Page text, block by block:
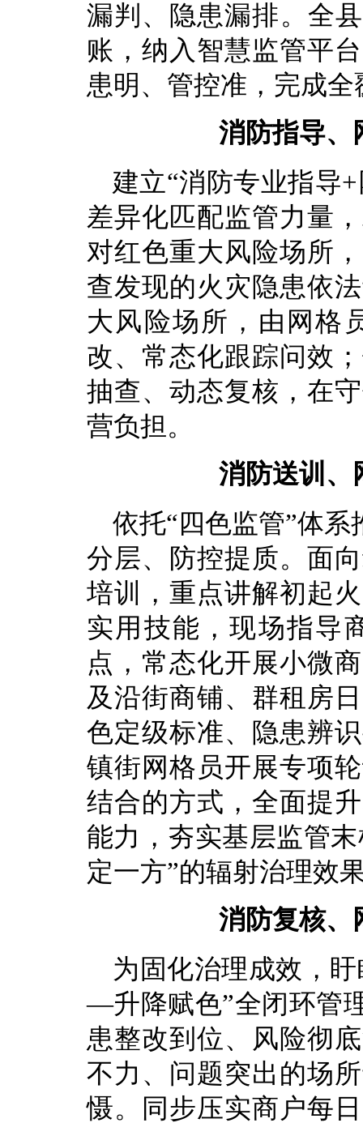
漏判、隐患漏排。全
账，纳入智慧监管平
患明、管控准，完成
消防指导、
建立“消防专业指导
差异化匹配监管力量
对红色重大风险场所
查发现的火灾隐患依
大风险场所，由网格
改、常态化跟踪问效
抽查、动态复核，在
营负担。
消防送训、
依托“四色监管”体
分层、防控提质。面
培训，重点讲解初起
实用技能，现场指导
点，常态化开展小微
及沿街商铺、群租房
色定级标准、隐患辨
镇街网格员开展专项
结合的方式，全面提
能力，夯实基层监管
定一方”的辐射治理效
消防复核、
为固化治理成效，
—升降赋色”全闭环管
患整改到位、风险彻
不力、问题突出的场
慑。同步压实商户每